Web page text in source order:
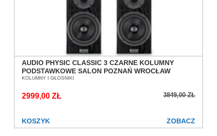
AUDIO PHYSIC CLASSIC 3 CZARNE KOLUMNY
PODSTAWKOWE SALON POZNAŃ WROCŁAW
KOLUMNY I GŁOŚNIKI
3849,00 ZŁ
2999,00 ZŁ
KOSZYK ZOBACZ